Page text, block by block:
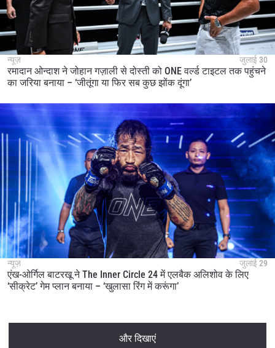
न्यूज़ जुलाई 30
रमादान ओन्दाश ने जोहान गज़ाली से दोस्ती को ONE वर्ल्ड टाइटल तक पहुंचने
का जरिया बनाया – ‘जीतूंगा या फिर सब कुछ झोंक दूंगा’
न्यूज़ जुलाई 29
एंख-ओर्गिल बाटरखू ने The Inner Circle 24 में एलबैक अलिशोव के लिए
‘सीक्रेट’ गेम प्लान बनाया – ‘खुलासा रिंग में करूंगा’
और दिखाएं